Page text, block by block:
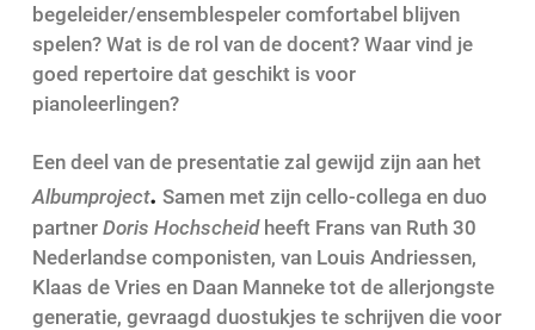
begeleider/ensemblespeler comfortabel blijven
spelen? Wat is de rol van de docent? Waar vind je
goed repertoire dat geschikt is voor
pianoleerlingen?
Een deel van de presentatie zal gewijd zijn aan het
Albumproject. Samen met zijn cello-collega en duo
partner Doris Hochscheidheeft Frans van Ruth 30
Nederlandse componisten, van Louis Andriessen,
Klaas de Vries en Daan Manneke tot de allerjongste
generatie, gevraagd duostukjes te schrijven die voor